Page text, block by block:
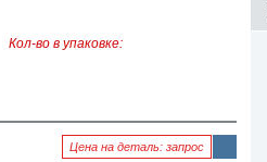
Кол-во в упаковке:
Цена на деталь: запрос